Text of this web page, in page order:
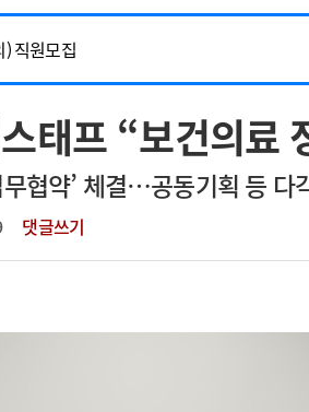
판례
법적고지 광고안내
직원모집
차) 모집
의사 채용
태프 “보건의료
협약’ 체결…공동기획 등 다
댓글쓰기